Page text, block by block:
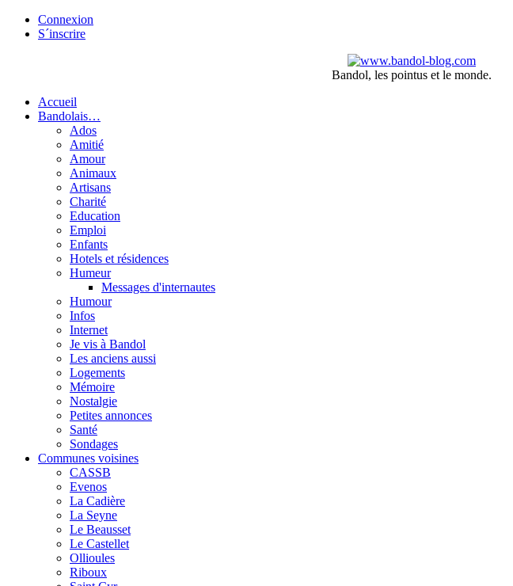
Connexion
S´inscrire
Bandol, les pointus et le monde.
Accueil
Bandolais…
Ados
Amitié
Amour
Animaux
Artisans
Charité
Education
Emploi
Enfants
Hotels et résidences
Humeur
Messages d'internautes
Humour
Infos
Internet
Je vis à Bandol
Les anciens aussi
Logements
Mémoire
Nostalgie
Petites annonces
Santé
Sondages
Communes voisines
CASSB
Evenos
La Cadière
La Seyne
Le Beausset
Le Castellet
Ollioules
Riboux